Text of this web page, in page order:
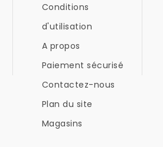
Conditions
d'utilisation
A propos
Paiement sécurisé
Contactez-nous
Plan du site
Magasins